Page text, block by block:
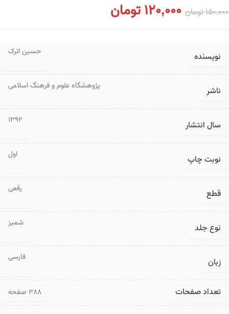
150,000تومان 120,000تومان
نویسنده حسین اترک
ناشر پژوهشگاه علوم و فرهنگ اسلامی
سال انتشار 1392
نوبت چاپ اول
قطع رقعی
نوع جلد شمیز
زبان فارسی
تعداد صفحات ۳۸۸ صفحه